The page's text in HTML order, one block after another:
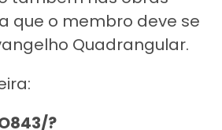
que o membro deve se
Quadrangular.
?